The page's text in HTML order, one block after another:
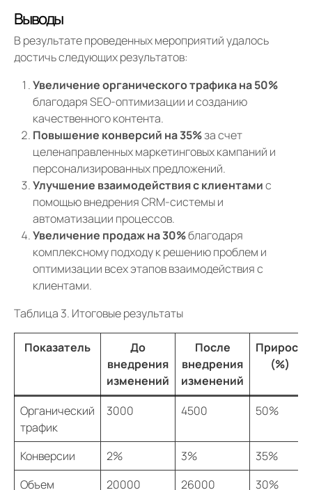
Выводы
В результате проведенных мероприятий удалось
достичь следующих результатов:
Увеличение органического трафика на 50%
благодаря SEO-оптимизации и созданию
качественного контента.
Повышение конверсий на 35%за счет
целенаправленных маркетинговых кампаний и
персонализированных предложений.
Улучшение взаимодействия с клиентамис
помощью внедрения CRM-системы и
автоматизации процессов.
Увеличение продаж на 30%благодаря
комплексному подходу к решению проблем и
оптимизации всех этапов взаимодействия с
клиентами.
Таблица 3. Итоговые результаты
Показатель
До
внедрения
изменений
После
внедрения
изменений
Прирост
(%)
Органический
трафик
3000 4500 50%
Конверсии 2% 3%
35%
Объем
20000 26000 30%